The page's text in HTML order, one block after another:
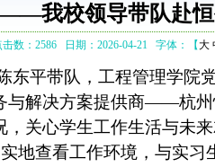
我校领导带队赴
击数：2586 日期：2026-04-21 字体：【大
平带队，工程管理学院
与解决方案提供商——杭
关心学生工作生活与未来
实地查看工作环境，与实习